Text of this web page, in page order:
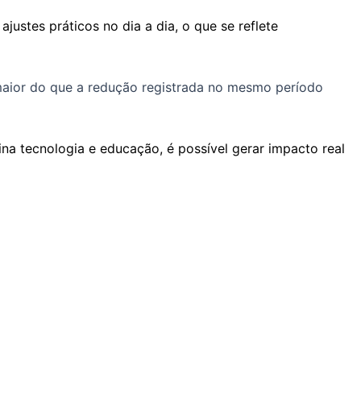
práticos no dia a dia, o que se reflete
do que a redução registrada no mesmo período
tecnologia e educação, é possível gerar impacto real